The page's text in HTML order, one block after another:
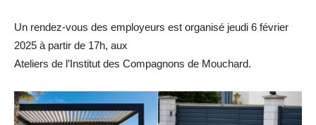
Un rendez-vous des employeurs est organisé jeudi 6 février
2025 à partir de 17h, aux
Ateliers de l’Institut des Compagnons de Mouchard.